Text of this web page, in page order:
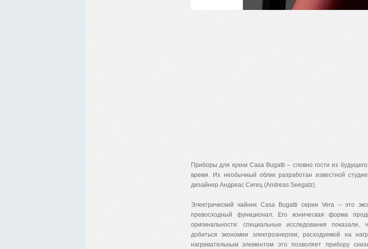
Приборы для кухни Casa Bugatti – словно гости из
время. Их необычный облик разработан известной
дизайнер Андреас Сигец (Andreas Seegatz).
Электрический чайник Casa Bugatti серии Vera – это
превосходный функционал. Его коническая форма
оригинальности: специальные исследования показали,
добиться экономии электроэнергии, расходуемой на
нагревательным элементом это позволяет прибору